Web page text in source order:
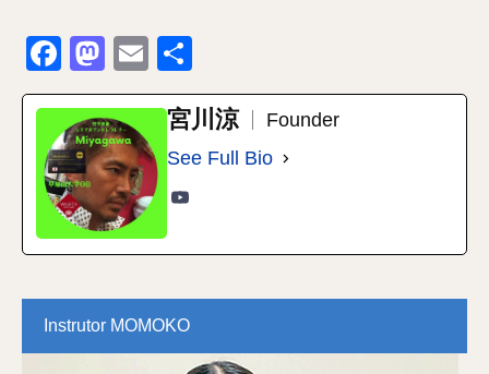
Facebook
Mastodon
Email
有
宮川涼
Founder
See Full Bio
Instrutor MOMOKO